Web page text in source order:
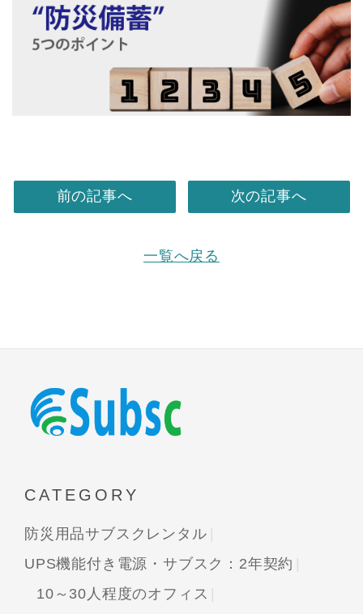
前の記事へ
一覧へ戻る
次の記事へ
CATEGORY
防災用品サブスクレンタル
UPS機能付き電源・サブスク：2年契約
10～30人程度のオフィス